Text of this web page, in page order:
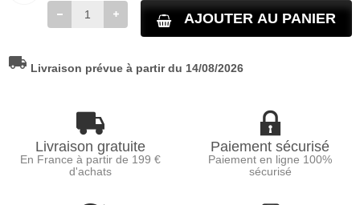
AJOUTER AU PANIER
local_shipping Livraison prévue à partir du 14/08/2026
Livraison gratuite
En France à partir de 199 €
d'achats
Paiement sécurisé
Paiement en ligne 100%
sécurisé